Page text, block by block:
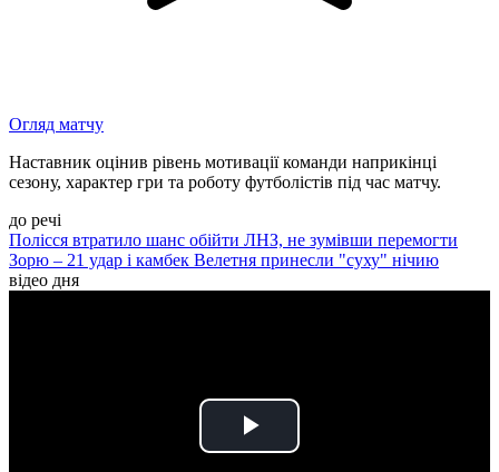
Огляд матчу
Наставник оцінив рівень мотивації команди наприкінці
сезону, характер гри та роботу футболістів під час матчу.
до речі
Полісся втратило шанс обійти ЛНЗ, не зумівши перемогти
Зорю – 21 удар і камбек Велетня принесли "суху" нічию
відео дня
Play